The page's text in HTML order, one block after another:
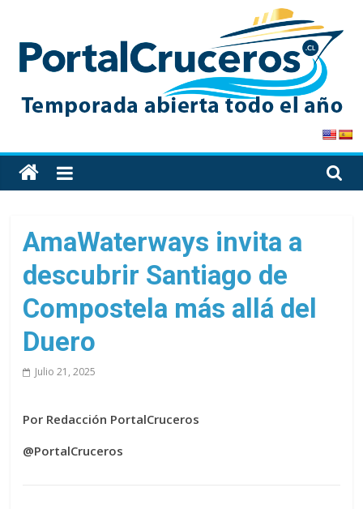
content
PortalCruceros
Toda
la
cruceros
en
un
solo
sitio
AmaWaterways invita a
descubrir Santiago de
Compostela más allá del
Duero
Julio 21, 2025
Por Redacción PortalCruceros
@PortalCruceros